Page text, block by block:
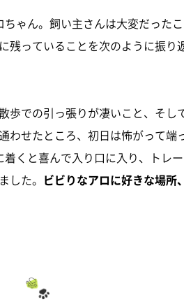
ゃん。飼い主さんは大変だった
っていることを次のように振り
歩での引っ張りが凄いこと、そし
わせたところ、初日は怖がって端
くと喜んで入り口に入り、トレ
した。 ビビりなアロに好きな場所